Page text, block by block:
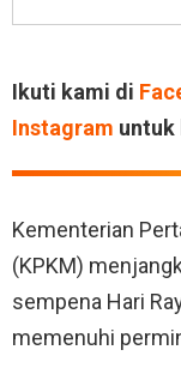
Ikuti kami di
Instagram untuk
Kementerian
(KPKM)
sempena Hari
memenuhi